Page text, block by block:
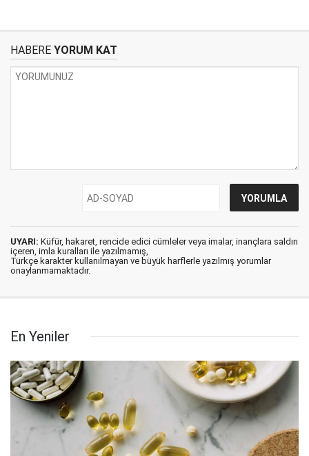
HABERE YORUM KAT
UYARI: Küfür, hakaret, rencide edici cümleler veya imalar, inançlara saldırı
içeren, imla kuralları ile yazılmamış,
Türkçe karakter kullanılmayan ve büyük harflerle yazılmış yorumlar
onaylanmamaktadır.
En Yeniler